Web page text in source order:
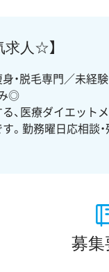
求人☆】
身・脱毛専門／未
◎
、医療ダイエット
。勤務曜日応相談
募